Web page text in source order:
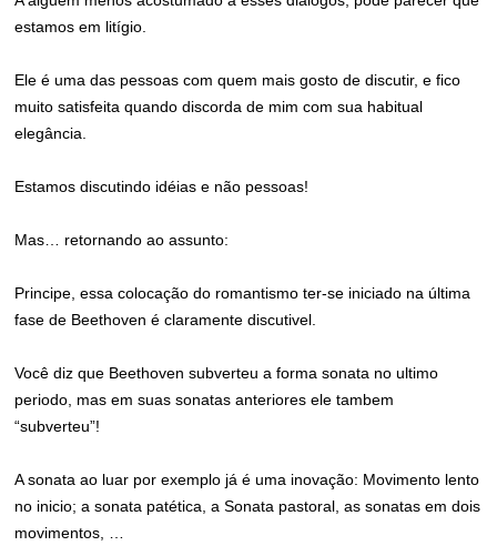
estamos em litígio.
Ele é uma das pessoas com quem mais gosto de discutir, e fico
muito satisfeita quando discorda de mim com sua habitual
elegância.
Estamos discutindo idéias e não pessoas!
Mas… retornando ao assunto:
Principe, essa colocação do romantismo ter-se iniciado na última
fase de Beethoven é claramente discutivel.
Você diz que Beethoven subverteu a forma sonata no ultimo
periodo, mas em suas sonatas anteriores ele tambem
“subverteu”!
A sonata ao luar por exemplo já é uma inovação: Movimento lento
no inicio; a sonata patética, a Sonata pastoral, as sonatas em dois
movimentos, …